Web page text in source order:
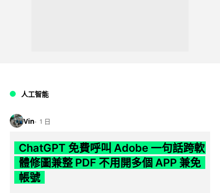
人工智能
Vin 1 日
ChatGPT 免費呼叫 Adobe 一句話跨軟
體修圖兼整 PDF 不用開多個 APP 兼免
帳號